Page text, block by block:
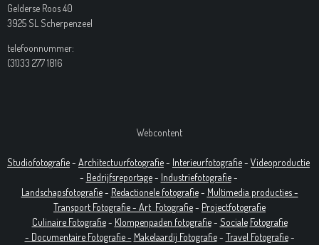
Gelderse Roos 40
3925 SL Scherpenzeel
telefoonnummer:
(31)33 277 1816
Webcontent
Studiofotografie- Architectuurfotografie- Interieurfotografie- Videoproductie
- Bedrijfsreportage- Industriefotografie-
Landschapsfotografie- Redactionele fotografie- Multimedia producties -
Transport Fotografie - Art Fotografie- Projectfotografie
Culinaire Fotografie- Klompenpaden fotografie- Sociale Fotografie
- Documentaire Fotografie- Makelaardij Fotografie- Travel Fotografie-